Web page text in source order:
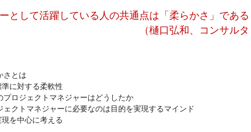
として活躍している人の共通点は「柔らかさ」である
和、コンサルタ
とは
に対する柔軟性
ロジェクトマネジャーはどうしたか
クトマネジャーに必要なのは目的を実現するマインド
を中心に考える